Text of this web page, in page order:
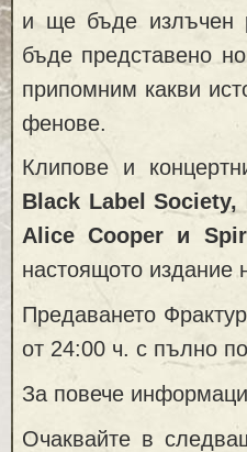
и ще бъде излъчен
бъде представено
припомним какви
фенове.
Клипове и
Black Label Society,
Alice Cooper и
настоящото издание
Предаването
от 24:00 ч. с пълно
За повече
Очаквайте в